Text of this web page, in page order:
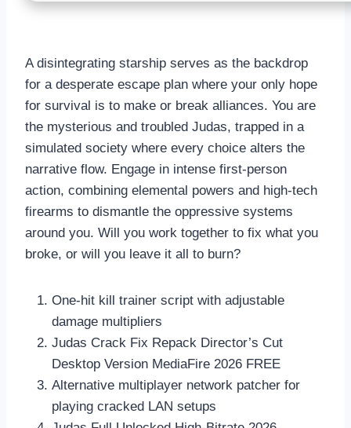
A disintegrating starship serves as the backdrop
for a desperate escape plan where your only hope
for survival is to make or break alliances. You are
the mysterious and troubled Judas, trapped in a
simulated society where every choice alters the
narrative flow. Engage in intense first-person
action, combining elemental powers and high-tech
firearms to dismantle the oppressive systems
around you. Will you work together to fix what you
broke, or will you leave it all to burn?
One-hit kill trainer script with adjustable
damage multipliers
Judas Crack Fix Repack Director’s Cut
Desktop Version MediaFire 2026 FREE
Alternative multiplayer network patcher for
playing cracked LAN setups